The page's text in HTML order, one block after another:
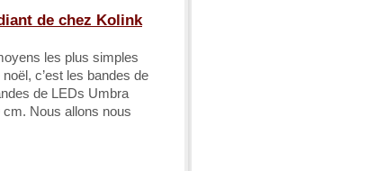
de chez Kolink
les plus simples
c’est les bandes de
de LEDs Umbra
Nous allons nous